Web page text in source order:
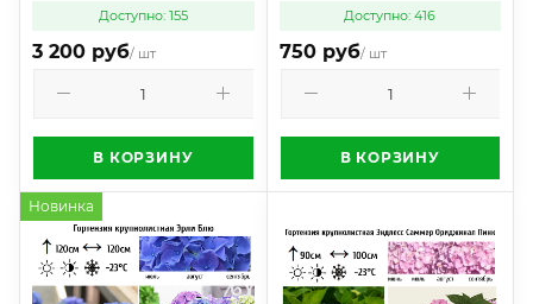
Доступно: 155
3 200 руб/ шт
В КОРЗИНУ
Доступно: 416
750 руб/ шт
В КОРЗИНУ
Новинка